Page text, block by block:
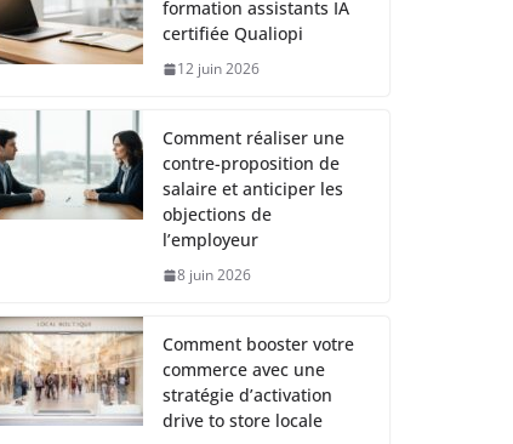
formation assistants IA
certifiée Qualiopi
12 juin 2026
Comment réaliser une
contre-proposition de
salaire et anticiper les
objections de
l’employeur
8 juin 2026
Comment booster votre
commerce avec une
stratégie d’activation
drive to store locale